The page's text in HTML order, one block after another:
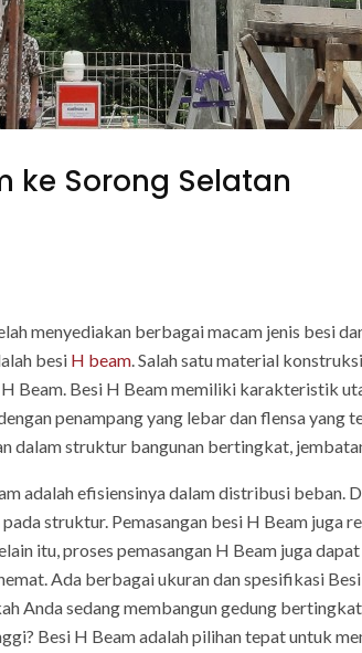
ke Sorong Selatan
menyediakan berbagai macam jenis besi
besi H beam. Salah satu material
Beam. Besi H Beam memiliki karakteristik
penampang yang lebar dan flensa yang
dalam struktur bangunan bertingkat,
adalah efisiensinya dalam distribusi beban.
struktur. Pemasangan besi H Beam juga
itu, proses pemasangan H Beam juga
Ada berbagai ukuran dan spesifikasi
Anda sedang membangun gedung
Besi H Beam adalah pilihan tepat untuk